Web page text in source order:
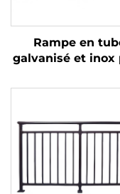
Rampe en
galvanisé et inox
et main
moderne